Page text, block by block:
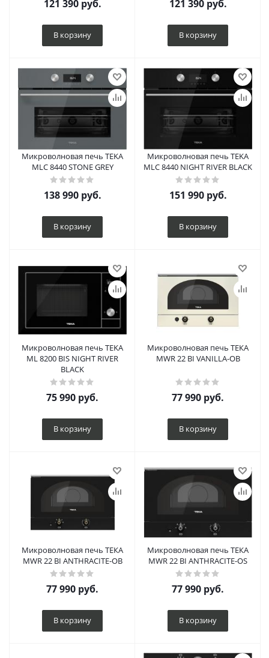
121 390руб.
В корзину
121 390руб.
В корзину
Микроволновая печь TEKA
MLC 8440 STONE GREY
138 990руб.
В корзину
Микроволновая печь TEKA
MLC 8440 NIGHT RIVER BLACK
151 990руб.
В корзину
Микроволновая печь TEKA
ML 8200 BIS NIGHT RIVER
BLACK
75 990 руб.
В корзину
Микроволновая печь ТЕКА
MWR 22 BI VANILLA-OB
77 990 руб.
В корзину
Микроволновая печь ТЕКА
MWR 22 BI ANTHRACITE-OB
77 990 руб.
В корзину
Микроволновая печь ТЕКА
MWR 22 BI ANTHRACITE-OS
77 990 руб.
В корзину